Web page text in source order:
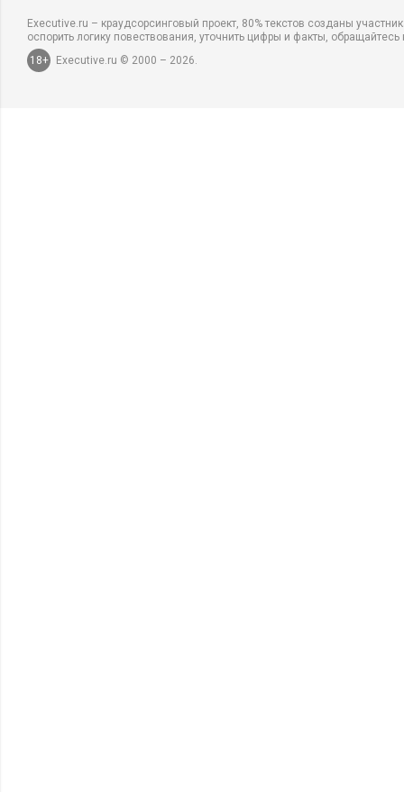
Executive.ru – краудсорсинговый проект, 80% текстов созданы
оспорить логику повествования, уточнить цифры и факты,
18+
Executive.ru © 2000 – 2026.